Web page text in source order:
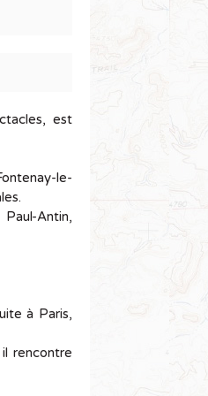
est
le-
Antin,
à Paris,
rencontre